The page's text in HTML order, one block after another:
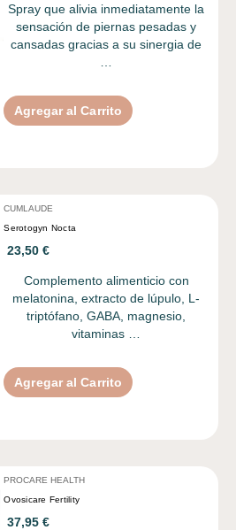
Spray que alivia inmediatamente la
sensación de piernas pesadas y
cansadas gracias a su sinergia de
Agregar al Carrito
CUMLAUDE
Serotogyn Nocta
23,50 €
Complemento alimenticio con
melatonina, extracto de lúpulo, L-
triptófano, GABA, magnesio,
vitaminas …
Agregar al Carrito
PROCARE HEALTH
Ovosicare Fertility
37,95 €